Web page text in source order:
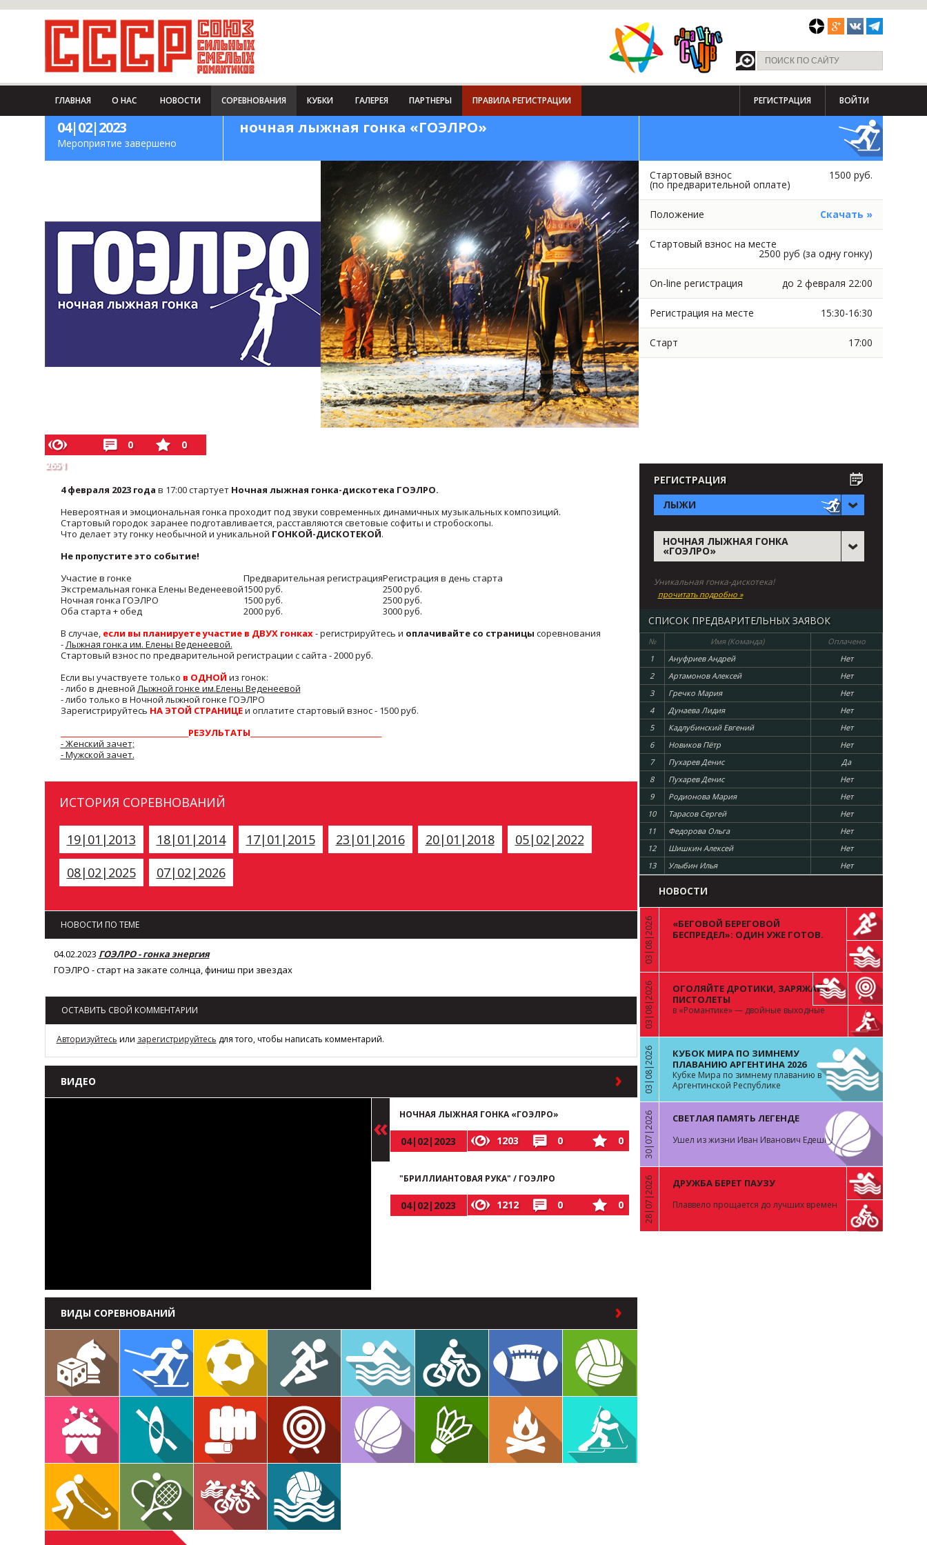
ГЛАВНАЯ О НАС НОВОСТИ СОРЕВНОВАНИЯ КУБКИ ГАЛЕРЕЯ ПАРТНЕРЫ ПРАВИЛА РЕГИСТРАЦИИ РЕГИСТРАЦИЯ ВОЙТИ
04|02|2023
Мероприятие завершено
ночная лыжная гонка «ГОЭЛРО»
Стартовый взнос
(по предварительной оплате)
1500 руб.
Положение Скачать »
Стартовый взнос на месте
2500 руб (за одну гонку)
On-line регистрация до 2 февраля 22:00
Регистрация на месте 15:30-16:30
Старт 17:00
2651
0 0
4 февраля 2023 года в 17:00 стартует Ночная лыжная гонка-дискотека ГОЭЛРО.
Невероятная и эмоциональная гонка проходит под звуки современных динамичных музыкальных композиций.
Стартовый городок заранее подготавливается, расставляются световые софиты и стробоскопы.
Что делает эту гонку необычной и уникальной ГОНКОЙ-ДИСКОТЕКОЙ.
Не пропустите это событие!
Участие в гонке
Предварительная регистрацияРегистрация в день старта
Экстремальная гонка Елены Веденеевой1500 руб.
2500 руб.
Ночная гонка ГОЭЛРО
1500 руб.
2500 руб.
Оба старта + обед
2000 руб.
3000 руб.
В случае, если вы планируете участие в ДВУХ гонках- регистрируйтесь и оплачивайте со страницы соревнования
-Лыжная гонка им. Елены Веденеевой.
Стартовый взнос по предварительной регистрации с сайта - 2000 руб.
Если вы участвуете только в ОДНОЙ из гонок:
- либо в дневной Лыжной гонке им.Елены Веденеевой
- либо только в Ночной лыжной гонке ГОЭЛРО
Зарегистрируйтесь НА ЭТОЙ СТРАНИЦЕи оплатите стартовый взнос - 1500 руб.
_____________________________________РЕЗУЛЬТАТЫ______________________________________
- Женский зачет;
- Мужской зачет.
ИСТОРИЯ СОРЕВНОВАНИЙ
19|01|2013 18|01|2014 17|01|2015 23|01|2016 20|01|2018
05|02|2022
08|02|2025
07|02|2026
НОВОСТИ ПО ТЕМЕ
04.02.2023 ГОЭЛРО - гонка энергия
ГОЭЛРО - старт на закате солнца, финиш при звездах
ОСТАВИТЬ СВОЙ КОММЕНТАРИИ
Авторизуйтесь или зарегистрируйтесь для того, чтобы написать комментарий.
ВИДЕО
НОЧНАЯ ЛЫЖНАЯ ГОНКА «ГОЭЛРО»
04|02|2023 1203 0 0
"БРИЛЛИАНТОВАЯ РУКА" / ГОЭЛРО
04|02|2023 1212 0 0
ВИДЫ СОРЕВНОВАНИЙ
РЕГИСТРАЦИЯ
ЛЫЖИ
НОЧНАЯ ЛЫЖНАЯ ГОНКА
«ГОЭЛРО»
Уникальная гонка-дискотека!
прочитать подробно »
СПИСОК ПРЕДВАРИТЕЛЬНЫХ ЗАЯВОК
№ Имя (Команда)
Оплачено
1
Ануфриев Андрей
Нет
2
Артамонов Алексей
Нет
3
Гречко Мария
Нет
4
Дунаева Лидия
Нет
5
Кадлубинский Евгений
Нет
6
Новиков Пётр
Нет
7
Пухарев Денис
Да
8
Пухарев Денис
Нет
9
Родионова Мария
Нет
10
Тарасов Сергей
Нет
11
Федорова Ольга
Нет
12
Шишкин Алексей
Нет
13
Улыбин Илья Нет
НОВОСТИ
«
03|08|2026
«БЕГОВОЙ БЕРЕГОВОЙ
БЕСПРЕДЕЛ»: ОДИН УЖЕ ГОТОВ.
«
03|08|2026
ОГОЛЯЙТЕ ДРОТИКИ, ЗАРЯЖАЙТЕ
ПИСТОЛЕТЫ
в «Романтике» — двойные выходные
«
03|08|2026
КУБОК МИРА ПО ЗИМНЕМУ
ПЛАВАНИЮ АРГЕНТИНА 2026
Кубке Мира по зимнему плаванию в
Аргентинской Республике
«
30|07|2026 СВЕТЛАЯ ПАМЯТЬ ЛЕГЕНДЕ
Ушел из жизни Иван Иванович Едешко
«
28|07|2026 ДРУЖБА БЕРЕТ ПАУЗУ
Плаввело прощается до лучших времен